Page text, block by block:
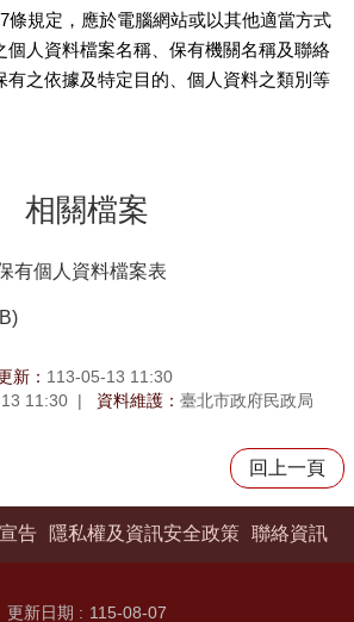
條規定，應於電腦網站或以其他適當方式
個人資料檔案名稱、保有機關名稱及聯絡
有之依據及特定目的、個人資料之類別等
相關檔案
有個人資料檔案表
新： 113-05-13 11:30
11:30 資料維護： 臺北市政府民政局
回上一頁
告
隱私權及資訊安全政策 聯絡資訊
更新日期 115-08-07